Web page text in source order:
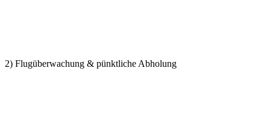
2) Flugüberwachung & pünktliche Abholung